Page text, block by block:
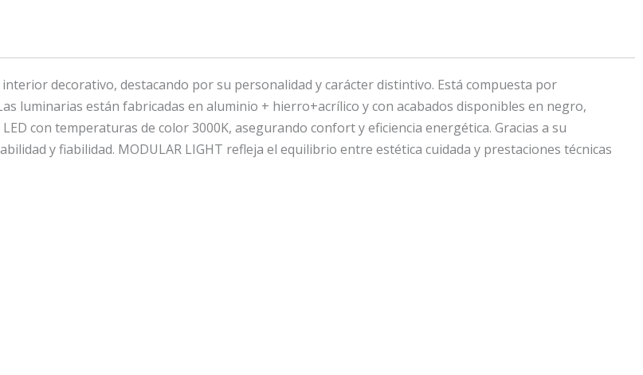
decorativo, destacando por su personalidad y carácter distintivo. Está compuesta por
luminarias están fabricadas en aluminio + hierro+acrílico y con acabados disponibles en negro,
con temperaturas de color 3000K, asegurando confort y eficiencia energética. Gracias a su
y fiabilidad. MODULAR LIGHT refleja el equilibrio entre estética cuidada y prestaciones técnicas